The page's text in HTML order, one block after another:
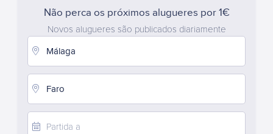
Não perca os próximos alugueres por 1€
Novos alugueres são publicados diariamente